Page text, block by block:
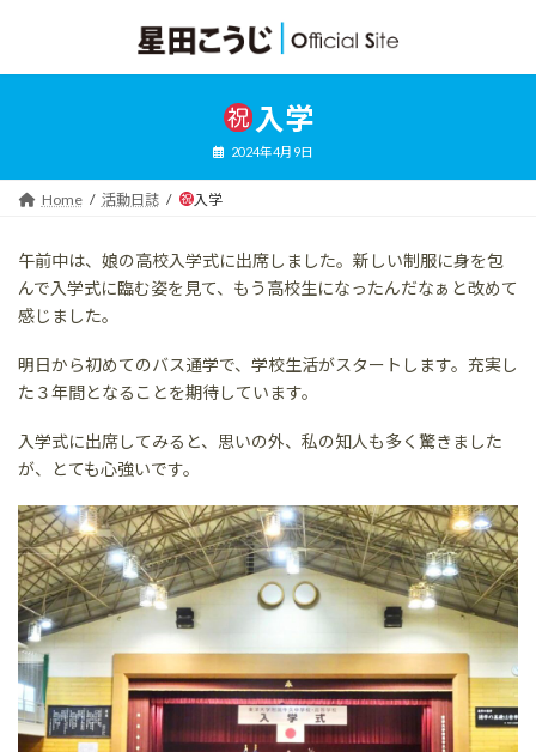
ン
ッ
ー
移
入学
2024年4月9日
Home 活動日誌 入学
午前中は、娘の高校入学式に出席しました。新しい制服に身を包
んで入学式に臨む姿を見て、もう高校生になったんだなぁと改めて
感じました。
明日から初めてのバス通学で、学校生活がスタートします。充実し
た３年間となることを期待しています。
入学式に出席してみると、思いの外、私の知人も多く驚きました
が、とても心強いです。